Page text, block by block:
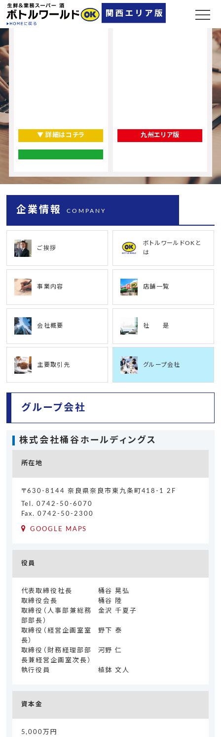
▼ 詳細はコチラ 九州エリア版
企業情報 COMPANY
ご挨拶
ボトルワールドOKと
は
事業内容 店舗一覧
会社概要 社 是
主要取引先 グループ会社
グループ会社
株式会社桶谷ホールディングス
所在地
〒630-8144 奈良県奈良市東九条町418-1 2F
Tel.0742-50-6070
Fax. 0742-50-2300
GOOGLE MAPS
役員
代表取締役社長
桶谷 晃弘
取締役会長
桶谷 陸
取締役（人事部兼総務
部部長）
金沢 千夏子
取締役（経営企画室室
長）
野下 泰
取締役（財務経理部部
長兼経営企画室次長）
河野 仁
執行役員 植鉢 文人
資本金
5,000万円